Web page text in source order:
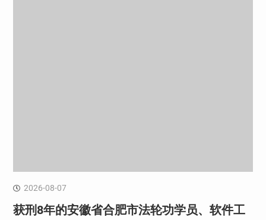
2026-08-07
获刑8年的安徽省合肥市法轮功学员、软件工